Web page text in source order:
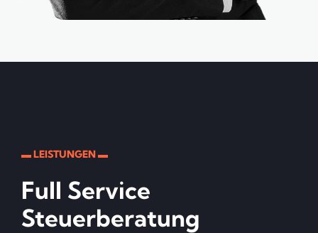
▬ LEISTUNGEN ▬
Full Service
Steuerberatung